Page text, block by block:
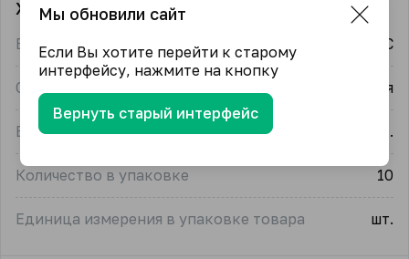
Характеристики
Бренд ВОС
Страна-производитель Россия
Единица измерения упак.
Количество в упаковке 10
Единица измерения в упаковке товара шт.
Мы обновили сайт
Если Вы хотите перейти к старому
интерфейсу, нажмите на кнопку
Вернуть старый интерфейс